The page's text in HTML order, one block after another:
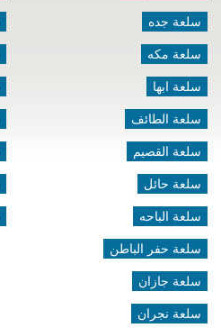
سلعة جده
سلعة مكه
سلعة ابها
سلعة الطائف
سلعة القصيم
سلعة حائل
سلعة الباحه
سلعة حفر الباطن
سلعة جازان
سلعة نجران